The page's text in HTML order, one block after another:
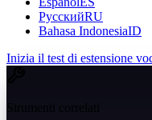
РусскийRU
Bahasa IndonesiaID
Inizia il test di estensione
Strumenti correlati